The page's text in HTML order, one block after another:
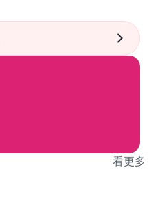
看更多